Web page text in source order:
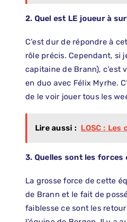
2. Quel est LE joueur à
C’est dur de répondre à
rôle précis. Cependant, si
capitaine de Brann), c’est
en duo avec Félix Myrhe.
de le voir jouer tous les
Lire aussi : LOSC :
3. ⁠Quelles sont les forces
La grosse force de cette
de Brann et le fait de
faiblesse ce sont les